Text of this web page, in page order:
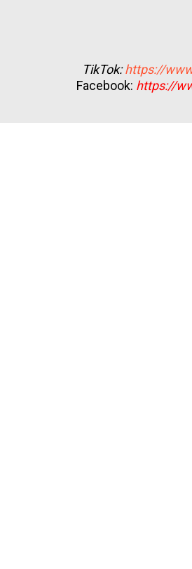
TikTok:https://
Facebook: https://